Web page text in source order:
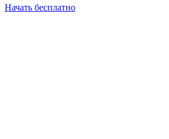
Начать бесплатно